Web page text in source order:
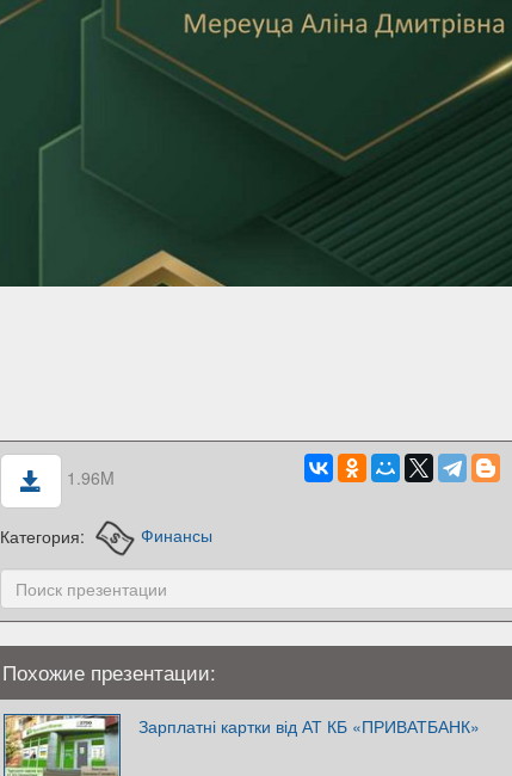
1.96M
Категория: Финансы
Похожие презентации:
Зарплатні картки від АТ КБ «ПРИВАТБАНК»